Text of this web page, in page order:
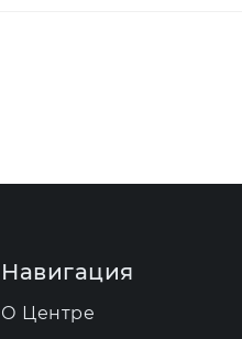
Навигация
О Центре